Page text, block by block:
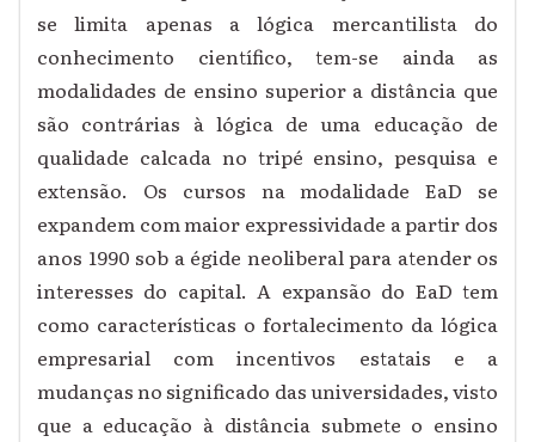
se limita apenas a lógica mercantilista do
conhecimento científico, tem-se ainda as
modalidades de ensino superior a distância que
são contrárias à lógica de uma educação de
qualidade calcada no tripé ensino, pesquisa e
extensão. Os cursos na modalidade EaD se
expandem com maior expressividade a partir dos
anos 1990 sob a égide neoliberal para atender os
interesses do capital. A expansão do EaD tem
como características o fortalecimento da lógica
empresarial com incentivos estatais e a
mudanças no significado das universidades, visto
que a educação à distância submete o ensino